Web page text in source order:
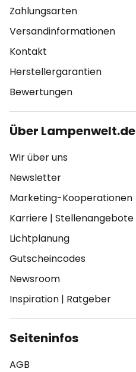
Zahlungsarten
Versandinformationen
Kontakt
Herstellergarantien
Bewertungen
Über Lampenwelt.de
Wir über uns
Newsletter
Marketing-Kooperationen
Karriere | Stellenangebote
Lichtplanung
Gutscheincodes
Newsroom
Inspiration | Ratgeber
Seiteninfos
AGB